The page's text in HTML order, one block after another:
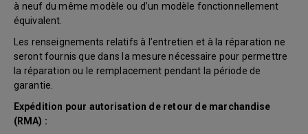
à neuf du même modèle ou d’un modèle fonctionnellement
équivalent.
Les renseignements relatifs à l’entretien et à la réparation ne
seront fournis que dans la mesure nécessaire pour permettre
la réparation ou le remplacement pendant la période de
garantie.
Expédition pour autorisation de retour de marchandise
(RMA) :